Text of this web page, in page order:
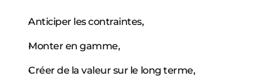
Anticiper les contraintes,
Monter en gamme,
Créer de la valeur sur le long terme,